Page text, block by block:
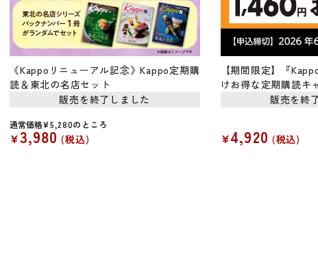
《Kappoリニューアル記念》Kappo定期購
読＆東北の名店セット
販売を終了しました
通常価格¥5,280のところ
¥3,980 税込
【期間限定】『
けお得な定期購読キ
販売を終
¥4,920 税込